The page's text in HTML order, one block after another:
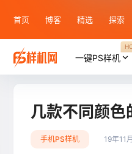
首页 博客 精选 探索
一键PS样机
几款不同颜
手机PS样机 19年11